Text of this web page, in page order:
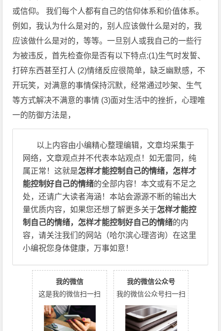
或信仰。 我们每个人都有自己的信仰体系和价值体系。
例如，我认为什么是对的，别人应该做什么是对的，我
应该做什么是对的，等等。一旦别人或我自己的一些行
为被违反，首先检查你是否有以下特点:(1)生气时发誓、
打碎东西甚至打人 (2)情绪反应很简单，缺乏幽默感，不
开玩笑，对满意的事情保持沉默，经常通过吵架、生气
等方式解决不满意的事情 (3)面对生活中的挫折，心理唯
一的防御方法是，
以上内容由小编精心整理编辑，文章均采集于
网络，文章观点并不代表本站观点！如无雷同，纯
属正常！这就是怎样才能控制自己的情绪，怎样才
能控制好自己的情绪的全部内容！本文或有不足之
处，还请广大读者海涵！本站会源源不断的输出大
量优质内容，如果您还想了解更多关于怎样才能控
制自己的情绪，怎样才能控制好自己的情绪的内
容，请关注我们的网站（哈尔滨心理咨询）在这里
小编祝您身体健康，万事如意！
我的微信
这是我的微信扫一扫
我的微信公众号
我的微信公众号扫一扫